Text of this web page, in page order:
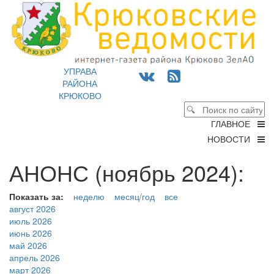
УПРАВА
РАЙОНА
КРЮКОВО
ГЛАВНОЕ
НОВОСТИ
АНОНС (ноябрь 2024):
Показать за: неделю месяц/год
все
август 2026
июль 2026
июнь 2026
май 2026
апрель 2026
март 2026